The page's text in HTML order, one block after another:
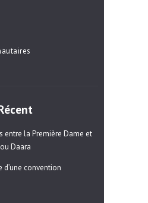
entre la Première Dame et
Daara
d’une convention